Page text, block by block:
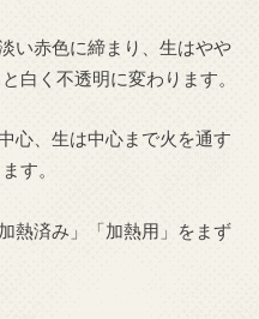
い赤色に締まり、生はやや
白く不透明に変わります。
心、生は中心まで火を通す
す。
熱済み」「加熱用」をまず